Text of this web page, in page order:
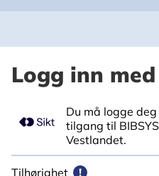
Logg inn
Du må logge
tilgang til
Vestlandet.
Tilhørighet !